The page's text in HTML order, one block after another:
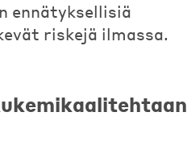
ennätyksellisiä
riskejä ilmassa.